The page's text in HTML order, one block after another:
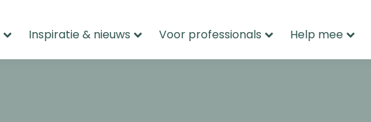
Inspiratie & nieuws Voor professionals Help mee